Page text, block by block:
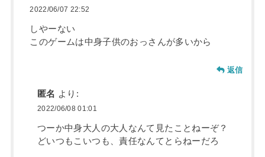
2022/06/07 22:52
しやーない
このゲームは中身子供のおっさんが多いから
返信
匿名 より:
2022/06/08 01:01
つーか中身大人の大人なんて見たことねーぞ？
どいつもこいつも、責任なんてとらねーだろ